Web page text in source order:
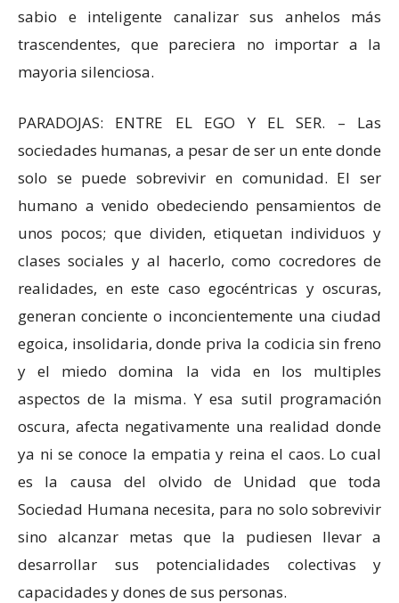
sabio e inteligente canalizar sus anhelos más
trascendentes, que pareciera no importar a la
mayoria silenciosa.
PARADOJAS: ENTRE EL EGO Y EL SER. – Las
sociedades humanas, a pesar de ser un ente donde
solo se puede sobrevivir en comunidad. El ser
humano a venido obedeciendo pensamientos de
unos pocos; que dividen, etiquetan individuos y
clases sociales y al hacerlo, como cocredores de
realidades, en este caso egocéntricas y oscuras,
generan conciente o inconcientemente una ciudad
egoica, insolidaria, donde priva la codicia sin freno
y el miedo domina la vida en los multiples
aspectos de la misma. Y esa sutil programación
oscura, afecta negativamente una realidad donde
ya ni se conoce la empatia y reina el caos. Lo cual
es la causa del olvido de Unidad que toda
Sociedad Humana necesita, para no solo sobrevivir
sino alcanzar metas que la pudiesen llevar a
desarrollar sus potencialidades colectivas y
capacidades y dones de sus personas.